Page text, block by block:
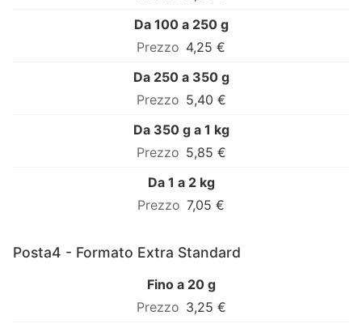
Da 100 a 250 g
4,25 €
Da 250 a 350 g
5,40 €
Da 350 g a 1 kg
5,85 €
Da 1 a 2 kg
7,05 €
Posta4 - Formato Extra Standard
Fino a 20 g
3,25 €